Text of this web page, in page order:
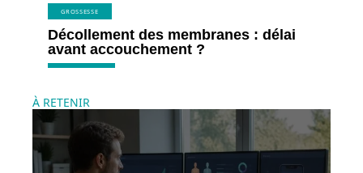
GROSSESSE
Décollement des membranes : délai
avant accouchement ?
À RETENIR